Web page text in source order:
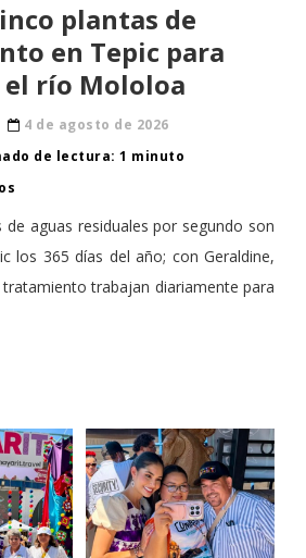
plantas de
en Tepic para
río Mololoa
4 de agosto de 2026
de lectura: 1 minuto
aguas residuales por segundo son
los 365 días del año; con Geraldine,
trabajan diariamente para